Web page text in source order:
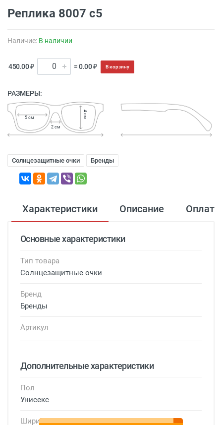
Реплика 8007 c5
Наличие: В наличии
450.00 ₽ = 0.00 ₽ В корзину
РАЗМЕРЫ:
2 см
5 см 4 см
Солнцезащитные очки Бренды
Характеристики Описание Оплата
Основные характеристики
Тип товара
Солнцезащитные очки
Бренд
Бренды
Артикул
Дополнительные характеристики
Пол
Унисекс
Ширина линзы